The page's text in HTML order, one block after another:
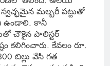
మల్బరీ పట్టుతో
ఉండాలి. కానీ
చౌకైన పాలిస్టర్
కలిగించారు. కేవలం రూ.
బిల్లు వేసి గత